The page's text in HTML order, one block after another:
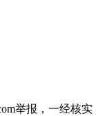
举报，一经核实